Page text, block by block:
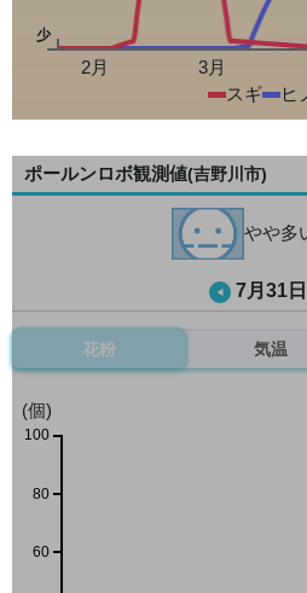
少
2月 3月
スギ
ヒ
ポールンロボ観測値(吉野川市)
やや多
7月31日
花粉 気温
(個)
60
80
100